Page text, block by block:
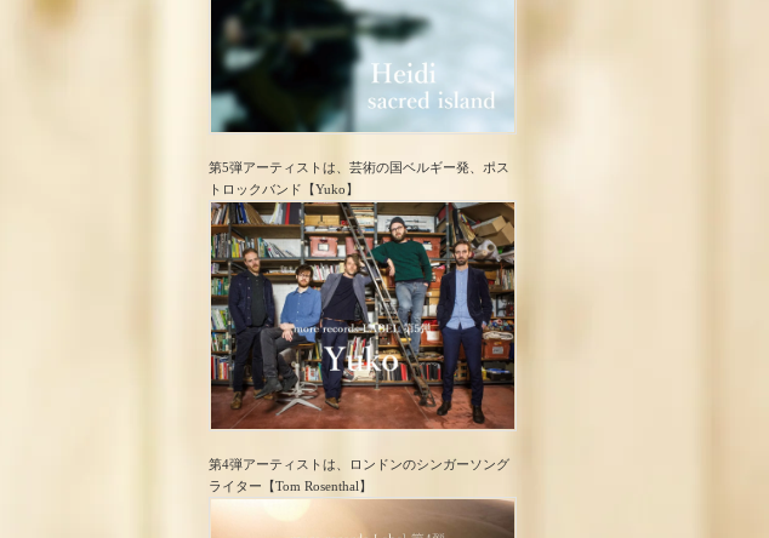
第5弾アーティストは、芸術の国ベルギー発、ポス
トロック​バンド【Yuko】
第4弾アーティストは、ロンドンのシンガーソング
ライター【Tom Rosenthal】